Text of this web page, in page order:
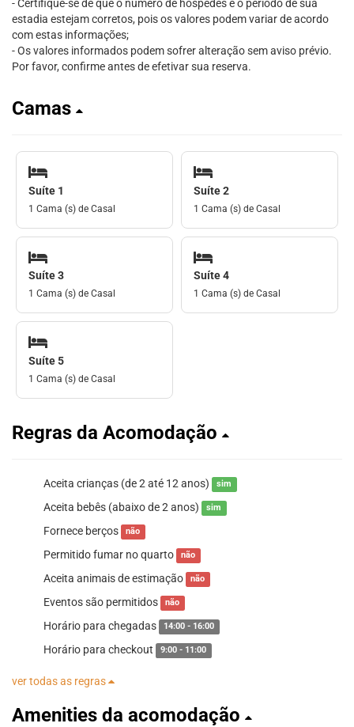
- Certifique-se de que o número de hóspedes e o período de sua
estadia estejam corretos, pois os valores podem variar de acordo
com estas informações;
- Os valores informados podem sofrer alteração sem aviso prévio.
Por favor, confirme antes de efetivar sua reserva.
Camas
Suíte 1
1 Cama (s) de Casal
Suíte 2
1 Cama (s) de Casal
Suíte 3
1 Cama (s) de Casal
Suíte 4
1 Cama (s) de Casal
Suíte 5
1 Cama (s) de Casal
Regras da Acomodação
Aceita crianças (de 2 até 12 anos) sim
Aceita bebês (abaixo de 2 anos) sim
Fornece berços não
Permitido fumar no quarto não
Aceita animais de estimação não
Eventos são permitidos não
Horário para chegadas 14:00 - 16:00
Horário para checkout 9:00 - 11:00
ver todas as regras
Amenities da acomodação